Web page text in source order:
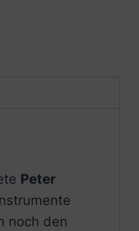
Peter
noch den